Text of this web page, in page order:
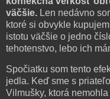
väčšie. Len nedávno
ktoré si obvykle
istotu väčšie o jedno
tehotenstvo, lebo ich
Spočiatku som tento
jedla. Keď sme s
Vilmušky, ktorá